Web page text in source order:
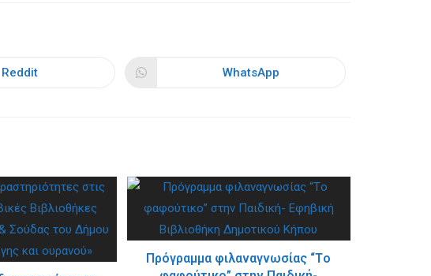
Opens
Reddit
Opens
WhatsApp
Πρόγραμμα φιλαναγνωσίας “Tο